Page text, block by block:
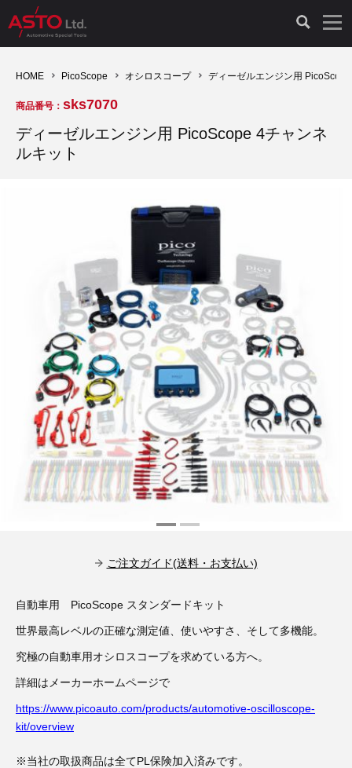
診断機（16）
キープログラマー（4）
オプション品（17）
TPMS（4）
その他（9）
診断テスター（10）
キープログラマー（20）
安定化電源ユニット（8）
バッテリーテスター（4）
古い車両用診断テスター（10）
バイク用診断テスター（7）
その他（20）
OTOFIX Powered by AUTEL（4）
HCB TOOLS（45）
AST TOOLS（51）
ドイツ車（211）
イタリア/フランス車（27）
イギリス車（23）
アメリカ車（15）
スウェーデン車（20）
日本車（7）
ホイールロック取り外しツール（6）
3D プリンターペン（8）
オシロスコープ（2）
オシロ関連商品（9）
その他（8）
ドイツ車（427）
イタリア/フランス車（145）
スウェーデン車（45）
日本車（40）
ロシア（8）
ブレーキキャリパーリペアキット（368）
ステアリングロックエミュレータ（28）
ライト関連（6）
現品修理（77）
リビルト品（58）
コントロールユニット初期化（3）
イモビライザーOFF（1）
その他（6）
オシロスコープ（10）
アクセサリー（13）
HOME PicoScope オシロスコープ ディーゼルエンジン用
商品番号： sks7070
ディーゼルエンジン用 PicoScope 4チャンネ
ルキット
ご注文ガイド(送料・お支払い)
自動車用 PicoScope スタンダードキット
世界最高レベルの正確な測定値、使いやすさ、そして多機能。
究極の自動車用オシロスコープを求めている方へ。
詳細はメーカーホームページで
https://www.picoauto.com/products/automotive-oscilloscope-
kit/overview
※当社の取扱商品は全てPL保険加入済みです。